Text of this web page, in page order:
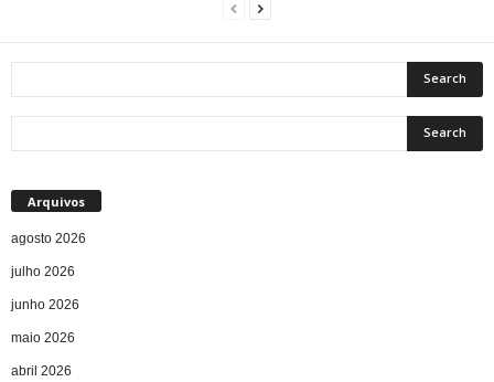
Arquivos
agosto 2026
julho 2026
junho 2026
maio 2026
abril 2026